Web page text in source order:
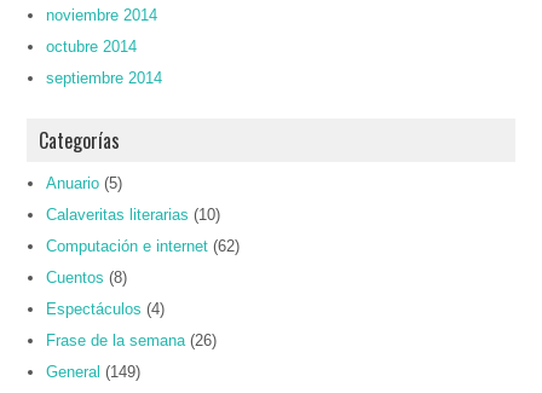
noviembre 2014
octubre 2014
septiembre 2014
Categorías
Anuario (5)
Calaveritas literarias (10)
Computación e internet (62)
Cuentos (8)
Espectáculos (4)
Frase de la semana (26)
General (149)